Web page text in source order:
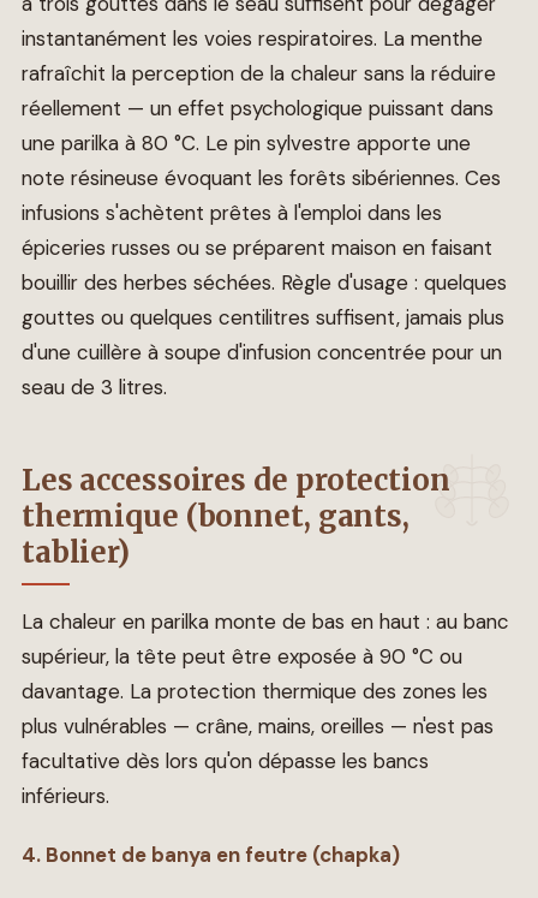
instantanément les voies respiratoires. La menthe
rafraîchit la perception de la chaleur sans la réduire
réellement — un effet psychologique puissant dans
une parilka à 80 °C. Le pin sylvestre apporte une
note résineuse évoquant les forêts sibériennes. Ces
infusions s'achètent prêtes à l'emploi dans les
épiceries russes ou se préparent maison en faisant
bouillir des herbes séchées. Règle d'usage : quelques
gouttes ou quelques centilitres suffisent, jamais plus
d'une cuillère à soupe d'infusion concentrée pour un
seau de 3 litres.
Les accessoires de protection
thermique (bonnet, gants,
tablier)
La chaleur en parilka monte de bas en haut : au banc
supérieur, la tête peut être exposée à 90 °C ou
davantage. La protection thermique des zones les
plus vulnérables — crâne, mains, oreilles — n'est pas
facultative dès lors qu'on dépasse les bancs
inférieurs.
4. Bonnet de banya en feutre (chapka)